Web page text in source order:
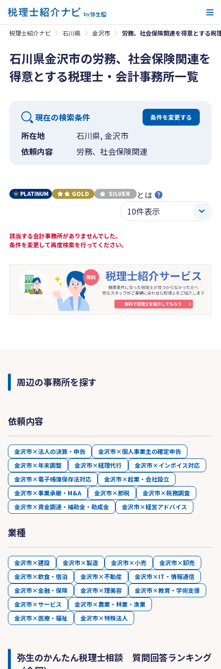
税理士紹介ナビ 石川県 金沢市 労務、社会保険関連を得意とする税
石川県金沢市の労務、社会保険関連を
得意とする税理士・会計事務所一覧
現在の検索条件 条件を変更する
所在地
石川県, 金沢市
依頼内容
労務、社会保険関連
とは
該当する会計事務所がありませんでした。
条件を変更して再度検索を行ってください。
周辺の事務所を探す
依頼内容
金沢市×法人の決算・申告
金沢市×個人事業主の確定申告
金沢市×年末調整
金沢市×経理代行
金沢市×インボイス対応
金沢市×電子帳簿保存法対応
金沢市×起業・会社設立
金沢市×事業承継・M&A
金沢市×節税
金沢市×税務調査
金沢市×資金調達・補助金・助成金
金沢市×経営アドバイス
業種
金沢市×建設 金沢市×製造 金沢市×小売
金沢市×卸売
金沢市×飲食・宿泊
金沢市×不動産
金沢市×IT・情報通信
金沢市×金融・保険
金沢市×理美容
金沢市×教育・学術支援
金沢市×サービス
金沢市×農業・林業・漁業
金沢市×医療・福祉
金沢市×特殊法人
弥生のかんたん税理士相談 質問回答ランキング